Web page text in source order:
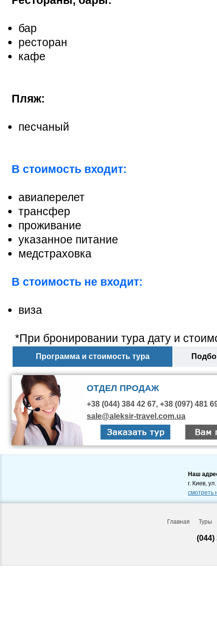
бар
ресторан
кафе
Пляж:
песчаный
В стоимость входит:
авиаперелет
трансфер
проживание
указанное питание
медстраховка
В стоимость не входит:
виза
*При бронировании тура дату и
Программа и стоимость тура
ОТДЕЛ ПРОДАЖ
+38 (044) 384 42 67, +38 (097) 481
sale@aleksir-travel.com.ua
Наш
г. Киев,
смотреть
Главная Туры
(044)